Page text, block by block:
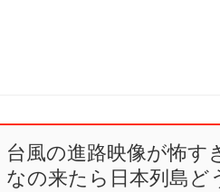
台風の進路映像が怖
なの来たら日本列島